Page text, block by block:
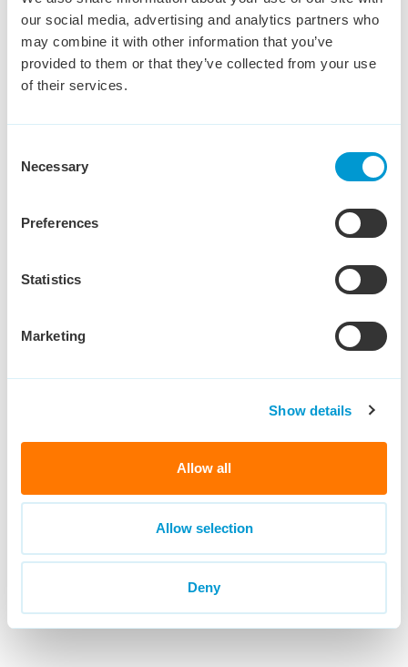
our social media, advertising and analytics partners who
may combine it with other information that you’ve
provided to them or that they’ve collected from your use
of their services.
Selection
Necessary
Preferences
Statistics
Marketing
Show details
Allow all
Allow selection
Deny
(hiërarchisch) verschil is maar ook een bepaalde collegialiteit
tussen de personen.